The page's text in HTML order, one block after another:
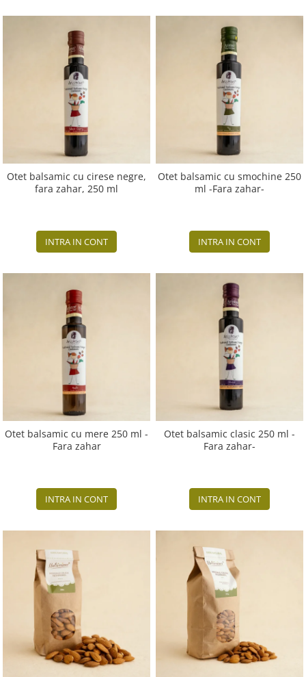
Otet balsamic cu cirese negre,
fara zahar, 250 ml
INTRA IN CONT
Otet balsamic cu smochine 250
ml -Fara zahar-
INTRA IN CONT
Otet balsamic cu mere 250 ml -
Fara zahar
INTRA IN CONT
Otet balsamic clasic 250 ml -
Fara zahar-
INTRA IN CONT